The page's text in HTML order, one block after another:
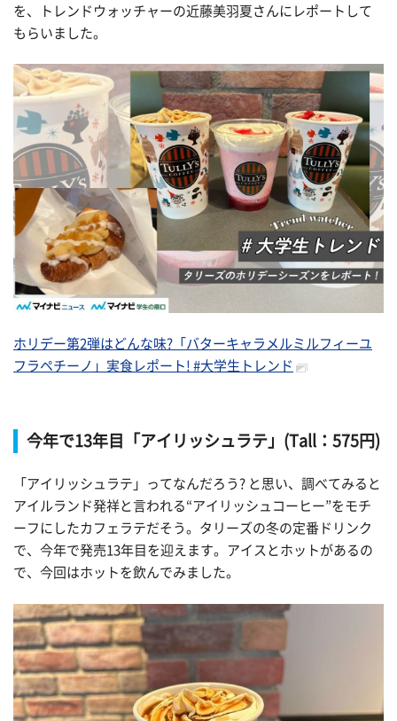
を、トレンドウォッチャーの近藤美羽夏さんにレポートして
もらいました。
ホリデー第2弾はどんな味?「バターキャラメルミルフィーユ
フラペチーノ」実食レポート! #大学生トレンド
今年で13年目「アイリッシュラテ」(Tall：575円)
「アイリッシュラテ」ってなんだろう? と思い、調べてみると
アイルランド発祥と言われる“アイリッシュコーヒー”をモチ
ーフにしたカフェラテだそう。タリーズの冬の定番ドリンク
で、今年で発売13年目を迎えます。アイスとホットがあるの
で、今回はホットを飲んでみました。